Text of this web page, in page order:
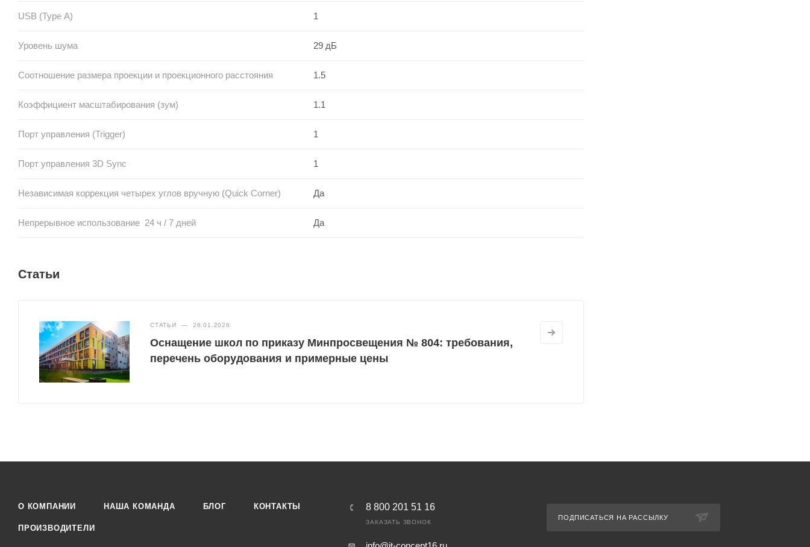
USB (Type А) 1
Уровень шума 29 дБ
Соотношение размера проекции и проекционного расстояния 1.5
Коэффициент масштабирования (зум) 1.1
Порт управления (Trigger) 1
Порт управления 3D Sync 1
Независимая коррекция четырех углов вручную (Quick Corner) Да
Непрерывное использование 24 ч / 7 дней Да
Статьи
СТАТЬИ — 26.01.2026
Оснащение школ по приказу Минпросвещения № 804: требования,
перечень оборудования и примерные цены
О КОМПАНИИ НАША КОМАНДА БЛОГ КОНТАКТЫ
ПРОИЗВОДИТЕЛИ
8 800 201 51 16
ЗАКАЗАТЬ ЗВОНОК
ПОДПИСАТЬСЯ НА РАССЫЛКУ